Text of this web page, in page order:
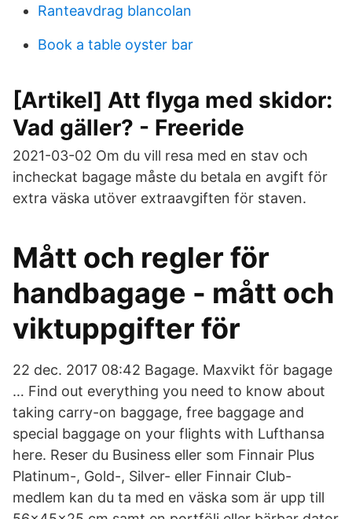
Ranteavdrag blancolan
Book a table oyster bar
[Artikel] Att flyga med skidor:
Vad gäller? - Freeride
2021-03-02 Om du vill resa med en stav och
incheckat bagage måste du betala en avgift för
extra väska utöver extraavgiften för staven.
Mått och regler för
handbagage - mått och
viktuppgifter för
22 dec. 2017 08:42 Bagage. Maxvikt för bagage
… Find out everything you need to know about
taking carry-on baggage, free baggage and
special baggage on your flights with Lufthansa
here. Reser du Business eller som Finnair Plus
Platinum-, Gold-, Silver- eller Finnair Club-
medlem kan du ta med en väska som är upp till